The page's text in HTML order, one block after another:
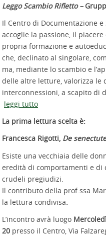
Leggo Scambio Rifletto –
Il Centro di Documentazione
accoglie la passione, il
propria formazione e
che, declinato al singolare,
ma, mediante lo scambio e
delle altre letture, valorizza le
interconnessioni, a scapito di
leggi tutto
La prima lettura scelta è:
Francesca Rigotti, De senectute
Esiste una vecchiaia delle
eredità di comportamenti e di
crudeli pregiudizi.
Il contributo della prof.ssa
la lettura condivisa.
L’incontro avrà luogo
20 presso il Centro, Via